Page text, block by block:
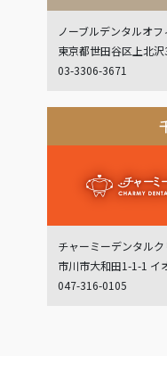
ノーブルデンタルオフ
東京都世田谷区上北
03-3306-3671
チャーミーデンタル
市川市大和田1-1-1 イ
047-316-0105